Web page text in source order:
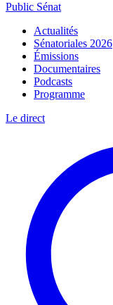
Public Sénat
Actualités
Sénatoriales 2026
Émissions
Documentaires
Podcasts
Programme
Le direct